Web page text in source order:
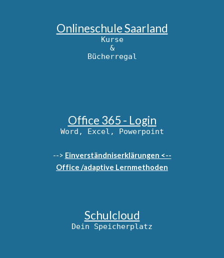
Onlineschule Saarland
Kurse
&
Bücherregal
Office 365 - Login
Word, Excel, Powerpoint
--> Einverständniserklärungen <--
Office /adaptive Lernmethoden
Schulcloud
Dein Speicherplatz